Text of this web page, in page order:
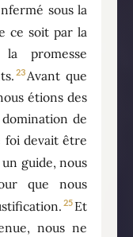
sous la
ce soit par la
promesse
23 Avant que
étions des
de
foi devait être
guide, nous
que nous
25 Et
nous ne